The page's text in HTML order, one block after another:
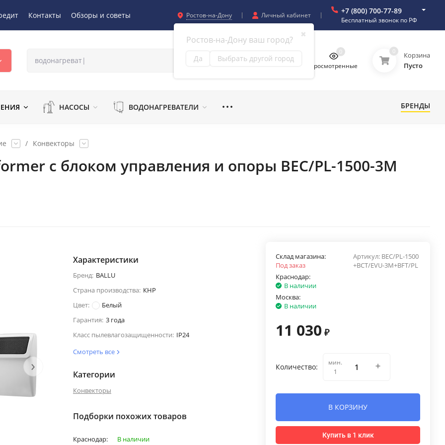
Контакты Обзоры и советы Ростов-на-Дону
✖
Ростов-на-Дону ваш город?
Да Выбрать другой город
Личный кабинет +7 (800) 700-77-89
Бесплатный звонок по РФ
Просмотренные
0 0
Корзина
Пусто
НАСОСЫ ВОДОНАГРЕВАТЕЛИ БРЕНДЫ
/ Конвекторы
с блоком управления и опоры BEC/PL-1500-3M
›
Характеристики
Бренд: BALLU
Страна производства: КНР
Цвет:
Белый
Гарантия: 3 года
Класс пылевлагозащищенности: IP24
Смотреть все
Категории
Конвекторы
Подборки похожих товаров
Краснодар:
В наличии
Артикул: BEC/PL-1500
+BCT/EVU-3M+BFT/PL
Склад магазина:
Под заказ
Краснодар:
В наличии
Москва:
В наличии
11 030 ₽
Количество:
мин.
1
В КОРЗИНУ
Купить в 1 клик